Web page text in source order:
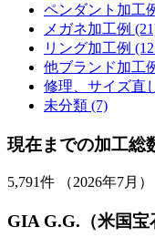
ペンダント加工
メガネ加工例
リング加工例
他ブランド加工
修理、サイズ直
未分類 (7)
現在までの加工総
5,791件 （2026年7月）
GIA G.G.（米国宝